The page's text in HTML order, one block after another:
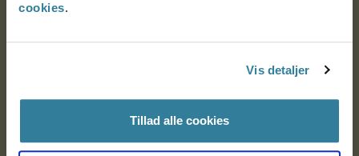
cookies.
Vis detaljer
Tillad alle cookies
9000 Aalborg
Ankestyrelsen Aalborg
Ankestyrelsen København